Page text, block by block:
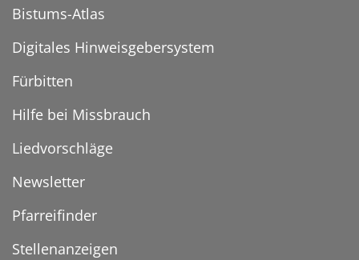
Bistums-Atlas
Digitales Hinweisgebersystem
Fürbitten
Hilfe bei Missbrauch
Liedvorschläge
Newsletter
Pfarreifinder
Stellenanzeigen